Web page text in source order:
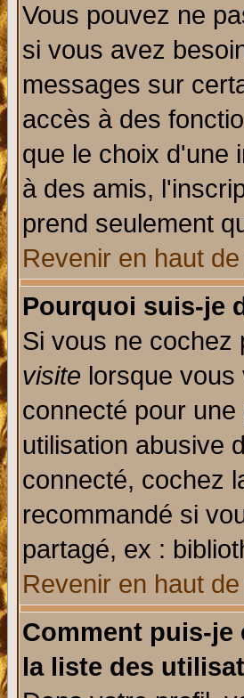
Vous pouvez ne
si vous avez
messages sur
accès à des
que le choix d'une
à des amis,
prend seulement
Revenir en haut
Pourquoi suis-je
Si vous ne cochez
visite lorsque
connecté pour
utilisation abusive
connecté, cochez
recommandé si
partagé, ex :
Revenir en haut
Comment puis-
la liste des